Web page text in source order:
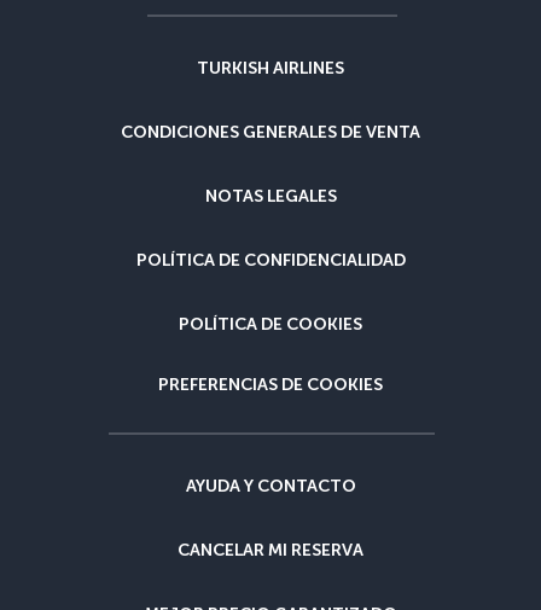
TURKISH AIRLINES
CONDICIONES GENERALES DE VENTA
NOTAS LEGALES
POLÍTICA DE CONFIDENCIALIDAD
POLÍTICA DE COOKIES
PREFERENCIAS DE COOKIES
AYUDA Y CONTACTO
CANCELAR MI RESERVA